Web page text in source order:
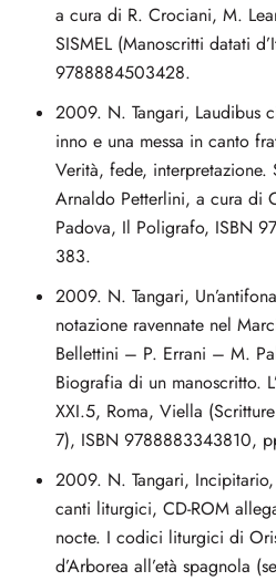
a cura di R. Crociani, M.
SISMEL (Manoscritti datati
9788884503428.
2009. N. Tangari, Laudibus
inno e una messa in canto
Verità, fede,
Arnaldo Petterlini, a cura di
Padova, Il Poligrafo, ISBN
383.
2009. N. Tangari,
notazione ravennate nel
Bellettini – P. Errani – M.
Biografia di un manoscritto.
XXI.5, Roma, Viella
7), ISBN 9788883343810,
2009. N. Tangari,
canti liturgici, CD-ROM
nocte. I codici liturgici di
d’Arborea all’età spagnola